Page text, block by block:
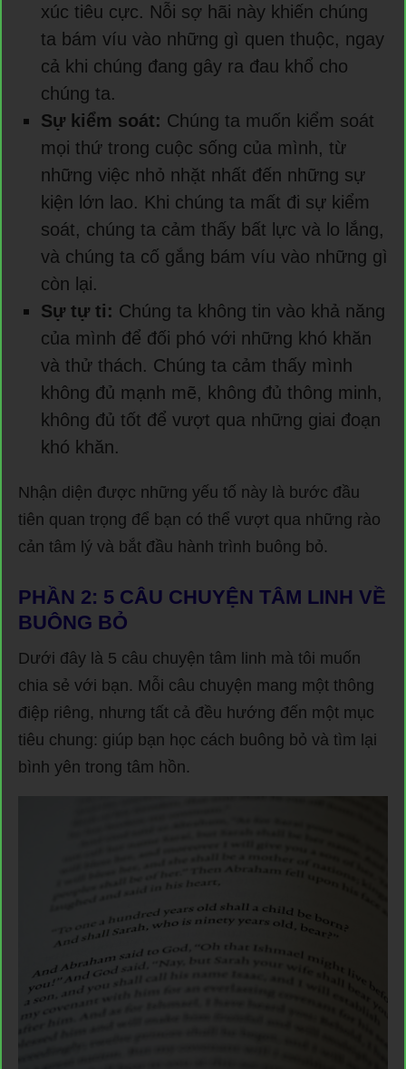
xúc tiêu cực. Nỗi sợ hãi này khiến chúng
ta bám víu vào những gì quen thuộc, ngay
cả khi chúng đang gây ra đau khổ cho
chúng ta.
Sự kiểm soát: Chúng ta muốn kiểm soát
mọi thứ trong cuộc sống của mình, từ
những việc nhỏ nhặt nhất đến những sự
kiện lớn lao. Khi chúng ta mất đi sự kiểm
soát, chúng ta cảm thấy bất lực và lo lắng,
và chúng ta cố gắng bám víu vào những gì
còn lại.
Sự tự ti: Chúng ta không tin vào khả năng
của mình để đối phó với những khó khăn
và thử thách. Chúng ta cảm thấy mình
không đủ mạnh mẽ, không đủ thông minh,
không đủ tốt để vượt qua những giai đoạn
khó khăn.
Nhận diện được những yếu tố này là bước đầu
tiên quan trọng để bạn có thể vượt qua những rào
cản tâm lý và bắt đầu hành trình buông bỏ.
PHẦN 2: 5 CÂU CHUYỆN TÂM LINH VỀ
BUÔNG BỎ
Dưới đây là 5 câu chuyện tâm linh mà tôi muốn
chia sẻ với bạn. Mỗi câu chuyện mang một thông
điệp riêng, nhưng tất cả đều hướng đến một mục
tiêu chung: giúp bạn học cách buông bỏ và tìm lại
bình yên trong tâm hồn.